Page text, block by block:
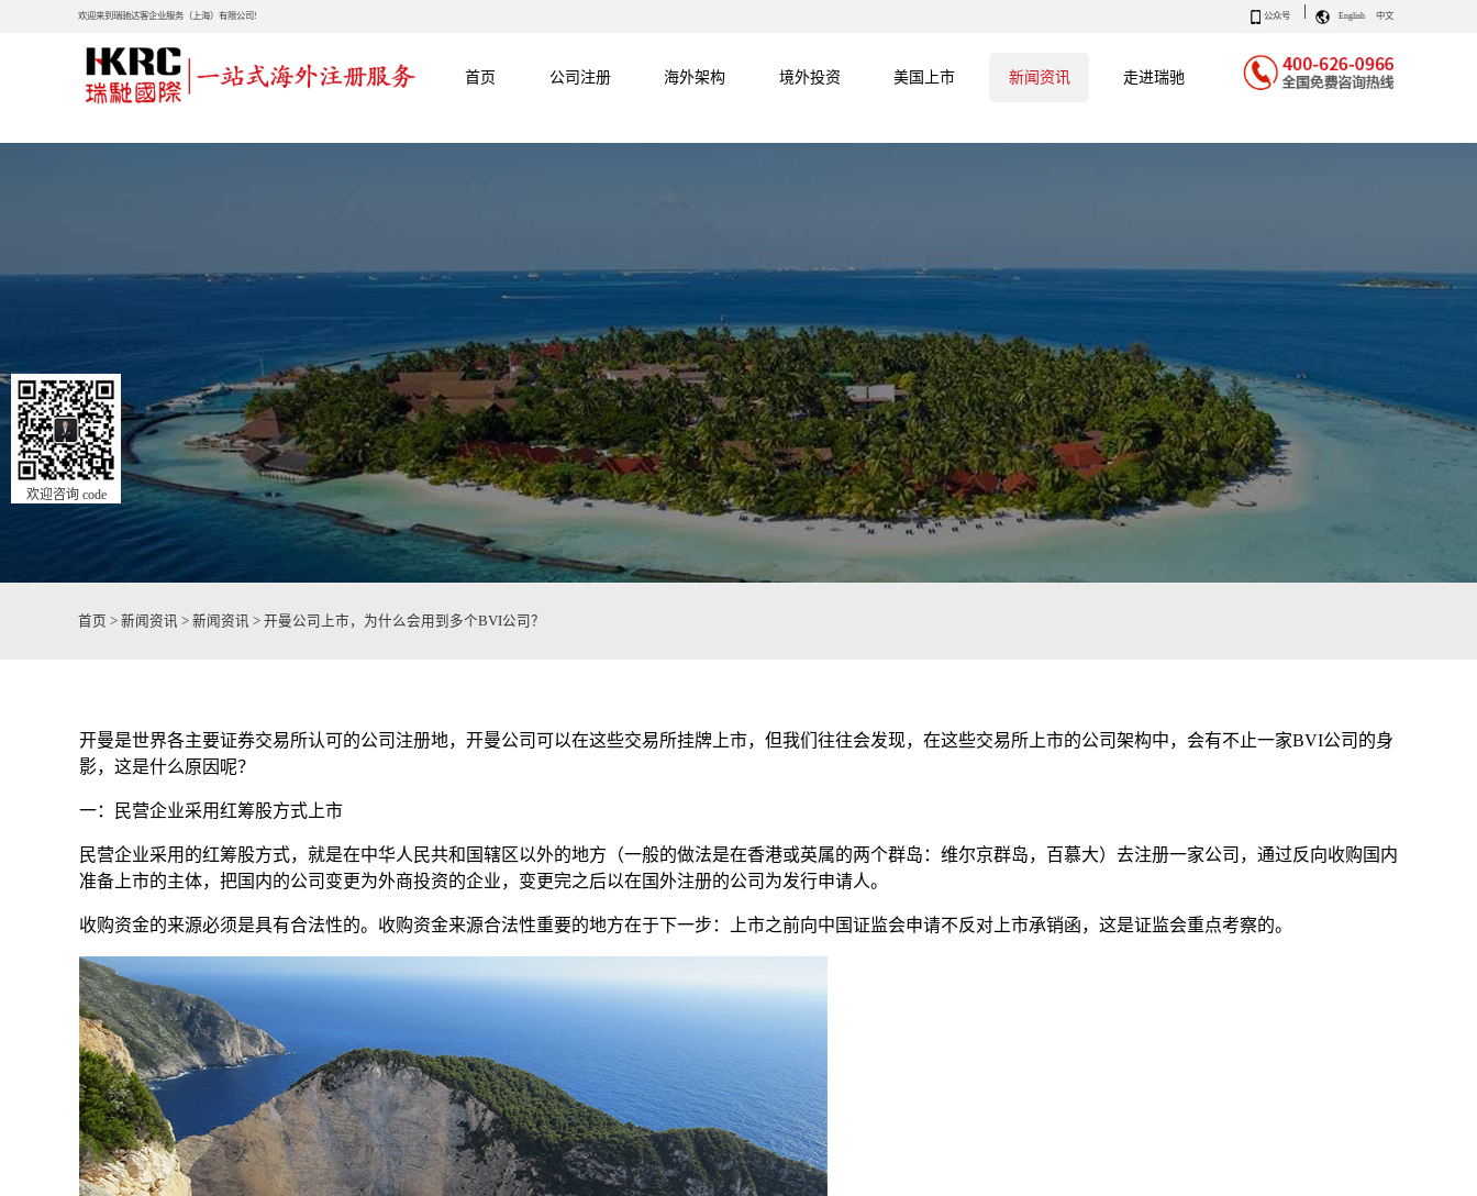
欢迎来到瑞驰达客企业服务（上海）有限公司! 公众号 English 中文
首页 公司注册 海外架构 境外投资 美国上市 新闻资讯 走进瑞驰
首页 > 新闻资讯 > 新闻资讯 > 开曼公司上市，为什么会用到多个BVI公司？
开曼是世界各主要证券交易所认可的公司注册地，开曼公司可以在这些交易所挂牌上市，但我们往往会发现，在这些交易所上市的公司架构中，会有不止一家BVI公司的身
影，这是什么原因呢？
一：民营企业采用红筹股方式上市
民营企业采用的红筹股方式，就是在中华人民共和国辖区以外的地方（一般的做法是在香港或英属的两个群岛：维尔京群岛，百慕大）去注册一家公司，通过反向收购国内
准备上市的主体，把国内的公司变更为外商投资的企业，变更完之后以在国外注册的公司为发行申请人。
收购资金的来源必须是具有合法性的。收购资金来源合法性重要的地方在于下一步：上市之前向中国证监会申请不反对上市承销函，这是证监会重点考察的。
欢迎咨询 code